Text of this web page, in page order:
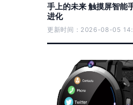
手上的未来 触摸屏智能
进化
更新时间：2026-08-05